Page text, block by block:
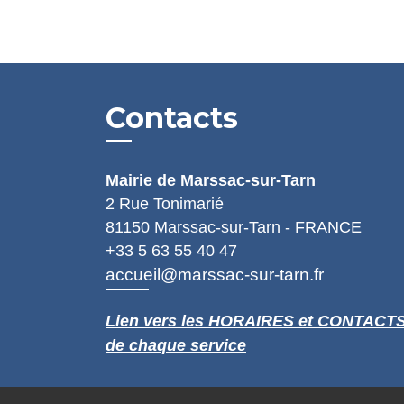
Contacts
Mairie de Marssac-sur-Tarn
2 Rue Tonimarié
81150 Marssac-sur-Tarn - FRANCE
+33 5 63 55 40 47
accueil@marssac-sur-tarn.fr
Lien vers les HORAIRES et
de chaque service